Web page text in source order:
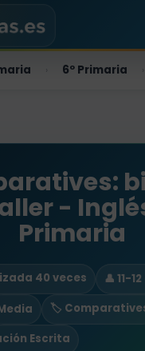
6º Primaria
-
Primaria
40 veces
👤 11-
🏷️
Escrita